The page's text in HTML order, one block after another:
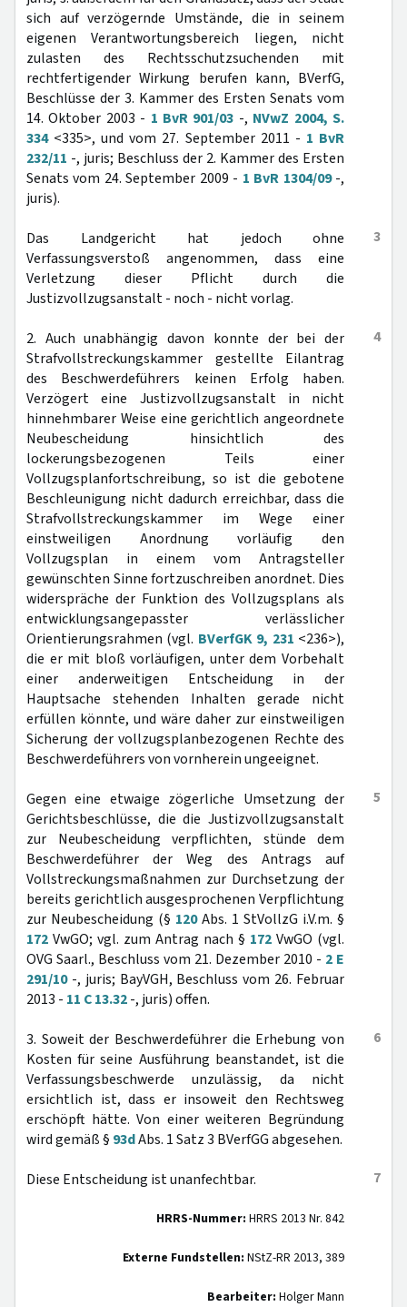
sich auf verzögernde Umstände, die in seinem
eigenen Verantwortungsbereich liegen, nicht
zulasten des Rechtsschutzsuchenden mit
rechtfertigender Wirkung berufen kann, BVerfG,
Beschlüsse der 3. Kammer des Ersten Senats vom
14. Oktober 2003 - 1 BvR 901/03 -, NVwZ 2004, S.
334<335>, und vom 27. September 2011 - 1 BvR
232/11 -, juris; Beschluss der 2. Kammer des Ersten
Senats vom 24. September 2009 - 1 BvR 1304/09-,
juris).
3
Das Landgericht hat jedoch ohne
Verfassungsverstoß angenommen, dass eine
Verletzung dieser Pflicht durch die
Justizvollzugsanstalt - noch - nicht vorlag.
4
2. Auch unabhängig davon konnte der bei der
Strafvollstreckungskammer gestellte Eilantrag
des Beschwerdeführers keinen Erfolg haben.
Verzögert eine Justizvollzugsanstalt in nicht
hinnehmbarer Weise eine gerichtlich angeordnete
Neubescheidung hinsichtlich des
lockerungsbezogenen Teils einer
Vollzugsplanfortschreibung, so ist die gebotene
Beschleunigung nicht dadurch erreichbar, dass die
Strafvollstreckungskammer im Wege einer
einstweiligen Anordnung vorläufig den
Vollzugsplan in einem vom Antragsteller
gewünschten Sinne fortzuschreiben anordnet. Dies
widerspräche der Funktion des Vollzugsplans als
entwicklungsangepasster verlässlicher
Orientierungsrahmen (vgl. BVerfGK 9, 231 <236>),
die er mit bloß vorläufigen, unter dem Vorbehalt
einer anderweitigen Entscheidung in der
Hauptsache stehenden Inhalten gerade nicht
erfüllen könnte, und wäre daher zur einstweiligen
Sicherung der vollzugsplanbezogenen Rechte des
Beschwerdeführers von vornherein ungeeignet.
5
Gegen eine etwaige zögerliche Umsetzung der
Gerichtsbeschlüsse, die die Justizvollzugsanstalt
zur Neubescheidung verpflichten, stünde dem
Beschwerdeführer der Weg des Antrags auf
Vollstreckungsmaßnahmen zur Durchsetzung der
bereits gerichtlich ausgesprochenen Verpflichtung
zur Neubescheidung (§ 120Abs. 1 StVollzG i.V.m. §
172 VwGO; vgl. zum Antrag nach § 172 VwGO (vgl.
OVG Saarl., Beschluss vom 21. Dezember 2010 - 2 E
291/10-, juris; BayVGH, Beschluss vom 26. Februar
2013 - 11 C 13.32-, juris) offen.
6
3. Soweit der Beschwerdeführer die Erhebung von
Kosten für seine Ausführung beanstandet, ist die
Verfassungsbeschwerde unzulässig, da nicht
ersichtlich ist, dass er insoweit den Rechtsweg
erschöpft hätte. Von einer weiteren Begründung
wird gemäß § 93dAbs. 1 Satz 3 BVerfGG abgesehen.
7
Diese Entscheidung ist unanfechtbar.
HRRS-Nummer: HRRS 2013 Nr. 842
Externe Fundstellen: NStZ-RR 2013, 389
Bearbeiter: Holger Mann